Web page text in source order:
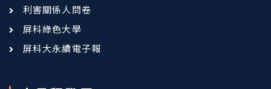
利害關係人問卷
屏科綠色大學
屏科大永續電子報